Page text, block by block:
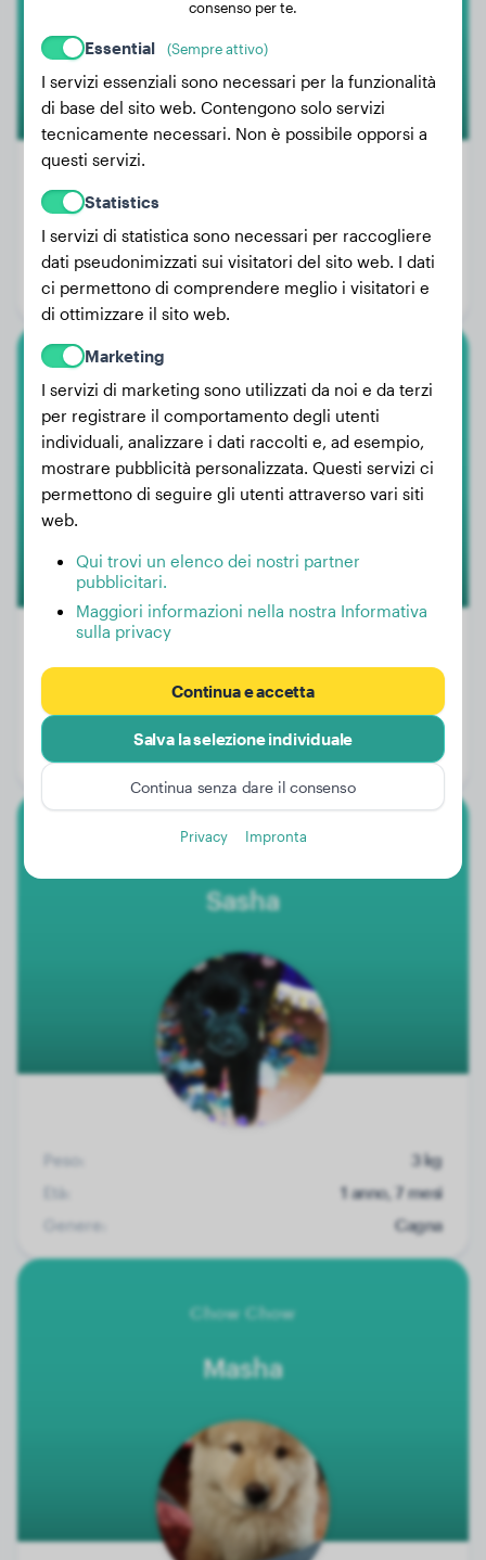
Peso:
90 kg
Età:
2 anni, 7 mesi
Genere:
Cagna
Yara
1
Età:
1 anno, 8 mesi
Genere:
Cagna
Chow Chow
Sasha
Peso:
3 kg
Età:
1 anno, 7 mesi
Genere:
Cagna
Chow Chow
Masha
consenso per te.
Essential (Sempre attivo)
I servizi essenziali sono necessari per la funzionalità
di base del sito web. Contengono solo servizi
tecnicamente necessari. Non è possibile opporsi a
questi servizi.
Statistics
I servizi di statistica sono necessari per raccogliere
dati pseudonimizzati sui visitatori del sito web. I dati
ci permettono di comprendere meglio i visitatori e
di ottimizzare il sito web.
Marketing
I servizi di marketing sono utilizzati da noi e da terzi
per registrare il comportamento degli utenti
individuali, analizzare i dati raccolti e, ad esempio,
mostrare pubblicità personalizzata. Questi servizi ci
permettono di seguire gli utenti attraverso vari siti
web.
Qui trovi un elenco dei nostri partner
pubblicitari.
Maggiori informazioni nella nostra Informativa
sulla privacy
Continua e accetta
Salva la selezione individuale
Continua senza dare il consenso
Privacy Impronta